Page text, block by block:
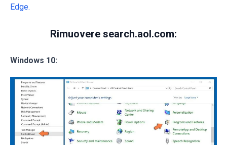
Edge.
Rimuovere search.aol.com:
Windows 10: